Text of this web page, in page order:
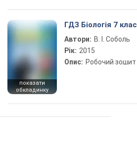
показати
обкладинку
ГДЗ Біологія 7 клас
Автори: В. І. Соболь
Рік: 2015
Опис: Робочий зошит